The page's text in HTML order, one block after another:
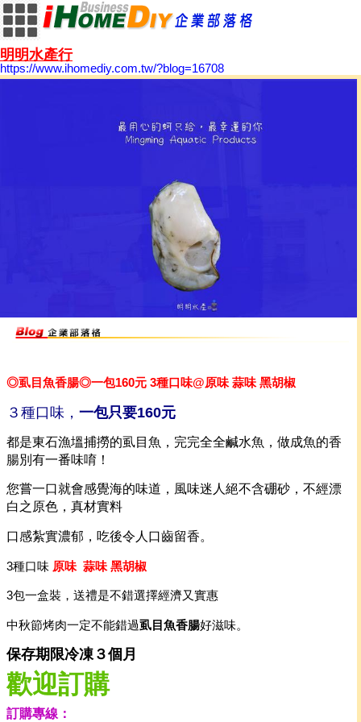
明明水產行
https://www.ihomediy.com.tw/?blog=16708
◎虱目魚香腸◎一包160元 3種口味@原味 蒜味 黑胡椒
３種口味， 一包只要160元
都是東石漁塭捕撈的虱目魚，完完全全鹹水魚，做成魚的香
腸別有一番味唷！
您嘗一口就會感覺海的味道，風味迷人絕不含硼砂，不經漂
白之原色，真材實料
口感紮實濃郁，吃後令人口齒留香。
3種口味 原味 蒜味 黑胡椒
3包一盒裝，送禮是不錯選擇經濟又實惠
中秋節烤肉一定不能錯過虱目魚香腸好滋味。
保存期限冷凍３個月
歡迎訂購
訂購專線：